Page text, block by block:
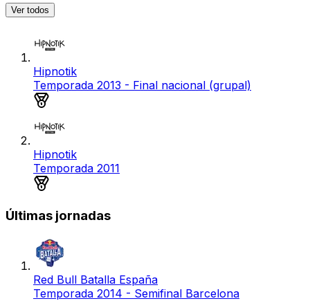
Ver todos
Hipnotik
Temporada 2013 - Final nacional (grupal)
Hipnotik
Temporada 2011
Últimas jornadas
Red Bull Batalla España
Temporada 2014 - Semifinal Barcelona